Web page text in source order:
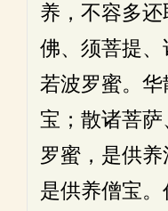
养，不容多
佛、须菩提
若波罗蜜。
宝；散诸菩
罗蜜，是供养
是供养僧宝